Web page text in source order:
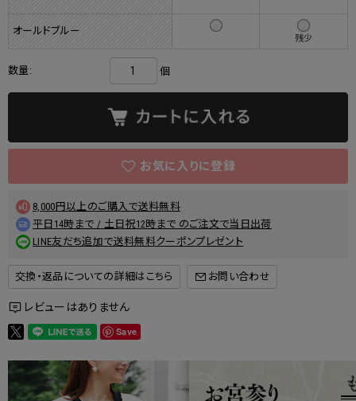
オールドブルー
残少
数量: 個
8,000円以上のご購入で送料無料
平日14時まで / 土日祝12時まで のご注文で当日出荷
LINE友だち追加で送料無料クーポンプレゼント
交換・返品についての詳細はこちら
レビューはありません
Save